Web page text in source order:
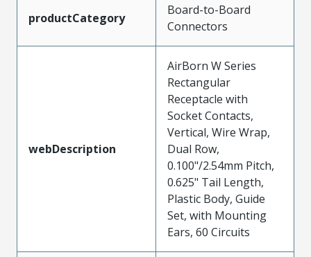
productCategory
Board-to-Board
Connectors
webDescription
AirBorn W Series
Rectangular
Receptacle with
Socket Contacts,
Vertical, Wire Wrap,
Dual Row,
0.100"/2.54mm Pitch,
0.625" Tail Length,
Plastic Body, Guide
Set, with Mounting
Ears, 60 Circuits